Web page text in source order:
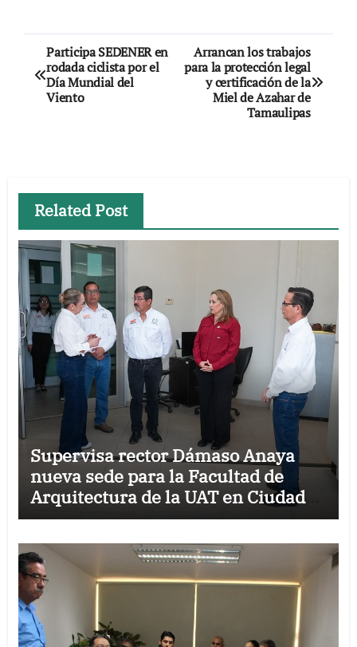
Navegación
de
entradas
Participa SEDENER en
rodada ciclista por el
Día Mundial del
Viento
Arrancan los trabajos
para la protección legal
y certificación de la
Miel de Azahar de
Tamaulipas
Related Post
Supervisa rector Dámaso Anaya
nueva sede para la Facultad de
Arquitectura de la UAT en Ciudad
Victoria